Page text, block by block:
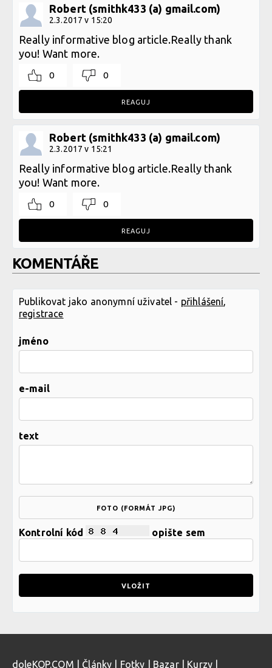
Robert (smithk433 (a) gmail.com)
2.3.2017 v 15:20
Really informative blog article.Really thank
you! Want more.
0 0
REAGUJ
Robert (smithk433 (a) gmail.com)
2.3.2017 v 15:21
Really informative blog article.Really thank
you! Want more.
0 0
REAGUJ
KOMENTÁŘE
Publikovat jako anonymní uživatel - přihlášení
registrace
jméno
e-mail
text
FOTO (FORMÁT JPG)
Kontrolní kód opište sem
doleKOP.COM Články Fotky Bazar| Kurzy